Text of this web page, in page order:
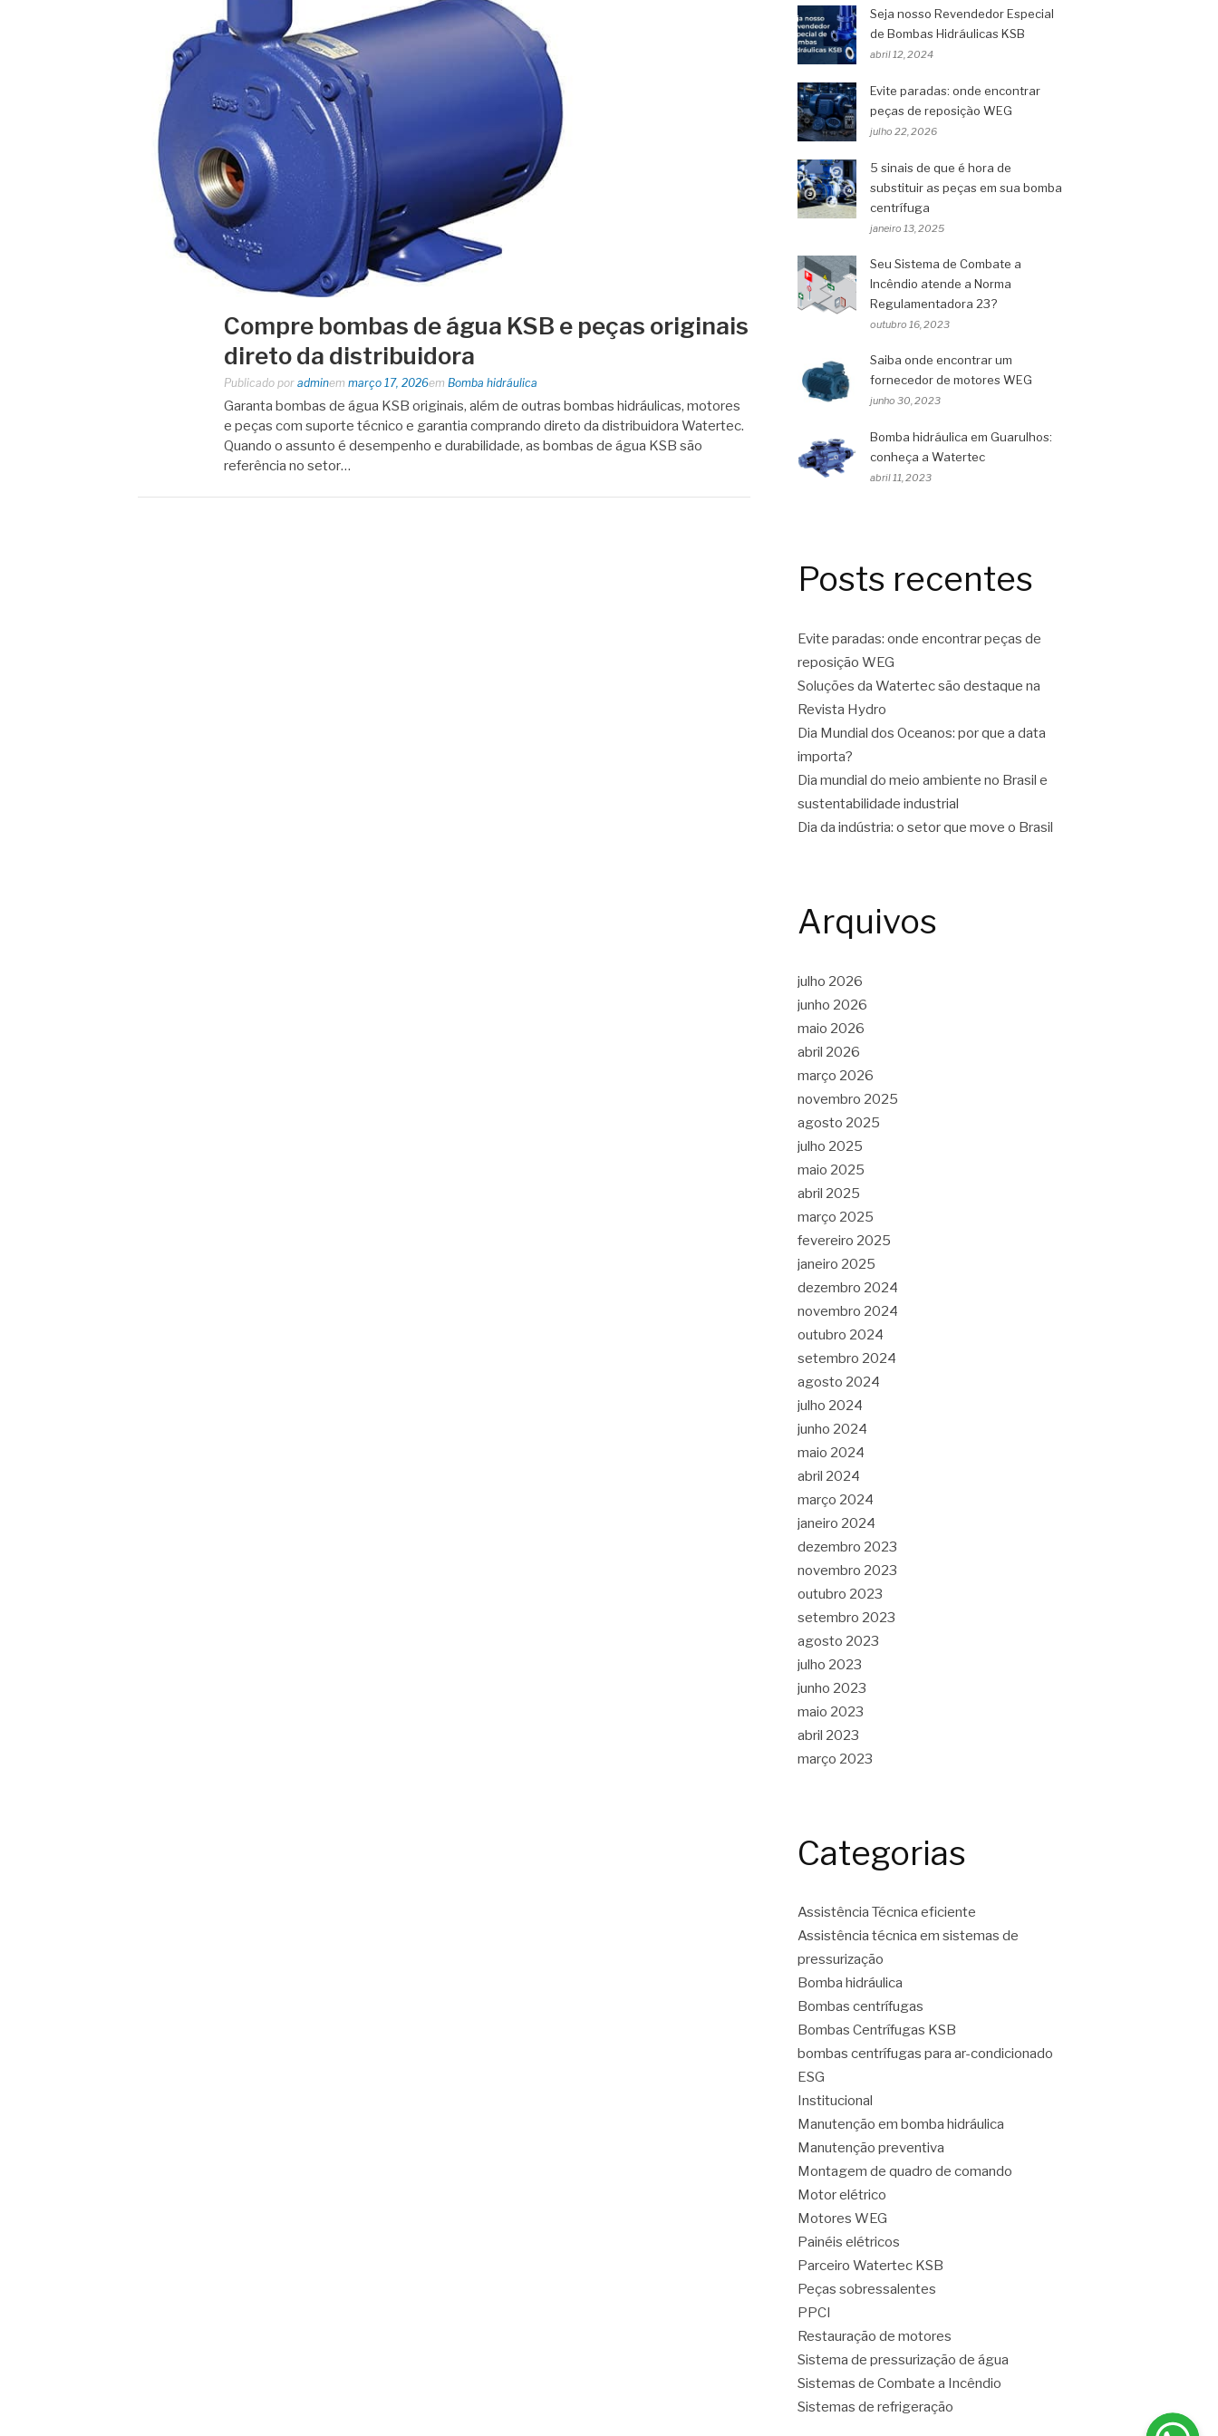
Compre bombas de água KSB e peças originais
direto da distribuidora
Publicado por adminem março 17, 2026em Bomba hidráulica
Garanta bombas de água KSB originais, além de outras bombas hidráulicas, motores
e peças com suporte técnico e garantia comprando direto da distribuidora Watertec.
Quando o assunto é desempenho e durabilidade, as bombas de água KSB são
referência no setor…
Seja nosso Revendedor Especial
de Bombas Hidráulicas KSB
abril 12, 2024
Evite paradas: onde encontrar
peças de reposição WEG
julho 22, 2026
5 sinais de que é hora de
substituir as peças em sua bomba
centrífuga
janeiro 13, 2025
Seu Sistema de Combate a
Incêndio atende a Norma
Regulamentadora 23?
outubro 16, 2023
Saiba onde encontrar um
fornecedor de motores WEG
junho 30, 2023
Bomba hidráulica em Guarulhos:
conheça a Watertec
abril 11, 2023
Posts recentes
Evite paradas: onde encontrar peças de
reposição WEG
Soluções da Watertec são destaque na
Revista Hydro
Dia Mundial dos Oceanos: por que a data
importa?
Dia mundial do meio ambiente no Brasil e
sustentabilidade industrial
Dia da indústria: o setor que move o Brasil
Arquivos
julho 2026
junho 2026
maio 2026
abril 2026
março 2026
novembro 2025
agosto 2025
julho 2025
maio 2025
abril 2025
março 2025
fevereiro 2025
janeiro 2025
dezembro 2024
novembro 2024
outubro 2024
setembro 2024
agosto 2024
julho 2024
junho 2024
maio 2024
abril 2024
março 2024
janeiro 2024
dezembro 2023
novembro 2023
outubro 2023
setembro 2023
agosto 2023
julho 2023
junho 2023
maio 2023
abril 2023
março 2023
Categorias
Assistência Técnica eficiente
Assistência técnica em sistemas de
pressurização
Bomba hidráulica
Bombas centrífugas
Bombas Centrífugas KSB
bombas centrífugas para ar-condicionado
ESG
Institucional
Manutenção em bomba hidráulica
Manutenção preventiva
Montagem de quadro de comando
Motor elétrico
Motores WEG
Painéis elétricos
Parceiro Watertec KSB
Peças sobressalentes
PPCI
Restauração de motores
Sistema de pressurização de água
Sistemas de Combate a Incêndio
Sistemas de refrigeração